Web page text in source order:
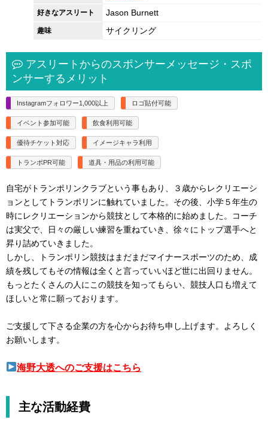
好きなアスリート Jason Burnett
趣味 サイクリング
アスリートからのスポンサーメッセージ・スポ
ンサーするメリット
Instagramフォロワー1,000以上 ロゴ貼付可能
イベント参加可能 飲食利用可能
優待チケット対応 イメージキャラ利用
トランポPR可能 道具・用品の利用可能
自宅がトランポリンクラブという事もあり、３歳からレクリエーシ
ョンとしてトランポリンに触れていました。その後、小学５年生の
時にレクリエーションから競技として本格的に始めました。コーチ
は実父で、日々の厳しい練習を重ねていき、徐々にトップ選手へと
昇り詰めていきました。
しかし、トランポリン競技はまだまだマイナースポーツのため、成
績を残してもその情報は全くと言っていいほど世に出回りません。
もっとたくさんの人にこの競技を知ってもらい、競技人口も増えて
ほしいと常に願っております。
ご支援して下さる企業の方を心からお待ち申し上げます。よろしく
お願いします。
海野大透へのご支援はこちら
主な活動経費